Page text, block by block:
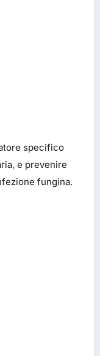
specifico
e prevenire
fungina.